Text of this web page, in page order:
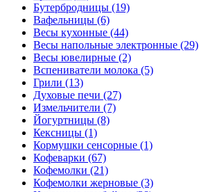
Бутербродницы (19)
Вафельницы (6)
Весы кухонные (44)
Весы напольные электронные (29)
Весы ювелирные (2)
Вспениватели молока (5)
Грили (13)
Духовые печи (27)
Измельчители (7)
Йогуртницы (8)
Кексницы (1)
Кормушки сенсорные (1)
Кофеварки (67)
Кофемолки (21)
Кофемолки жерновые (3)